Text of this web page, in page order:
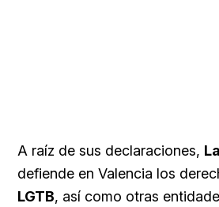
A raíz de sus declaraciones,
defiende en Valencia los
LGTB, así como otras